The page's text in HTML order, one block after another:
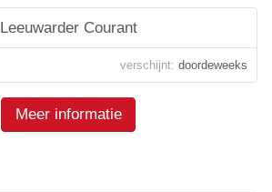
Leeuwarder Courant
verschijnt: doordeweeks
Meer informatie